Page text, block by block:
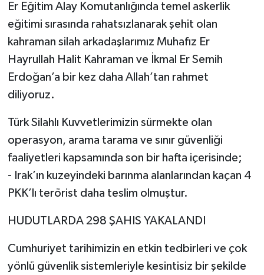
Er Eğitim Alay Komutanlığında temel askerlik
eğitimi sırasında rahatsızlanarak şehit olan
kahraman silah arkadaşlarımız Muhafız Er
Hayrullah Halit Kahraman ve İkmal Er Semih
Erdoğan’a bir kez daha Allah’tan rahmet
diliyoruz.
Türk Silahlı Kuvvetlerimizin sürmekte olan
operasyon, arama tarama ve sınır güvenliği
faaliyetleri kapsamında son bir hafta içerisinde;
- Irak’ın kuzeyindeki barınma alanlarından kaçan 4
PKK’lı terörist daha teslim olmuştur.
HUDUTLARDA 298 ŞAHIS YAKALANDI
Cumhuriyet tarihimizin en etkin tedbirleri ve çok
yönlü güvenlik sistemleriyle kesintisiz bir şekilde